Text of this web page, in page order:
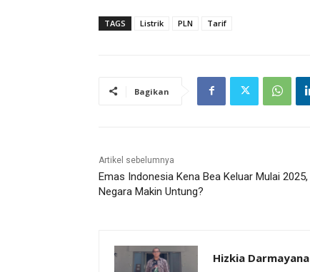
TAGS Listrik PLN Tarif
Bagikan
Artikel sebelumnya
Emas Indonesia Kena Bea Keluar Mulai 2025,
Negara Makin Untung?
Hizkia Darmayana